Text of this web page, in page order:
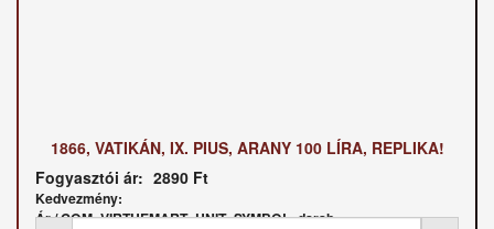
1866, VATIKÁN, IX. PIUS, ARANY 100 LÍRA, REPLIKA!
Fogyasztói ár: 2890 Ft
Kedvezmény:
Ár / COM_VIRTUEMART_UNIT_SYMBOL_darab: